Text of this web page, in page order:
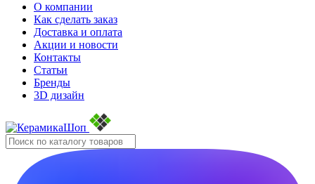
О компании
Как сделать заказ
Доставка и оплата
Акции и новости
Контакты
Статьи
Бренды
3D дизайн